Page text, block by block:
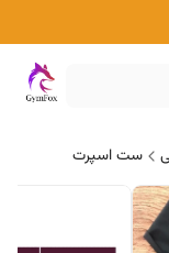
ست اسپرت